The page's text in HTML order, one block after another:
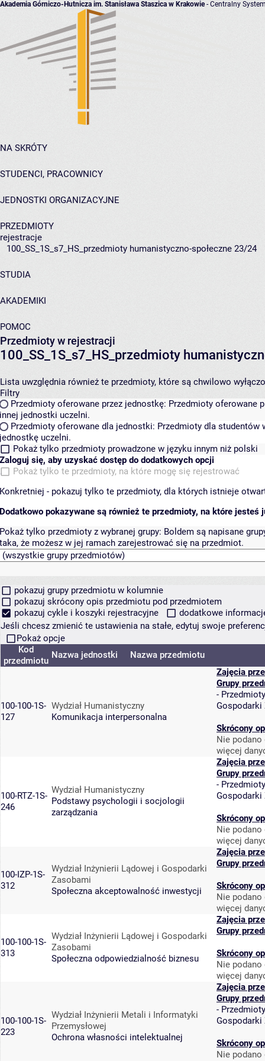
Akademia Górniczo-Hutnicza im. Stanisława Staszica w Krakowie- Centralny
NA SKRÓTY
STUDENCI, PRACOWNICY
JEDNOSTKI ORGANIZACYJNE
PRZEDMIOTY
rejestracje
100_SS_1S_s7_HS_przedmioty humanistyczno-społeczne 23/24
STUDIA
AKADEMIKI
POMOC
Przedmioty w rejestracji
100_SS_1S_s7_HS_przedmioty
Lista uwzględnia również te przedmioty, które są chwilowo
Filtry
Przedmioty oferowane przez jednostkę: Przedmioty oferowane
innej jednostki uczelni.
Przedmioty oferowane dla jednostki: Przedmioty dla studentów
jednostkę uczelni.
Pokaż tylko przedmioty prowadzone w języku innym niż polski
Zaloguj się, aby uzyskać dostęp do dodatkowych opcji
Pokaż tylko te przedmioty, na które mogę się rejestrować
Konkretniej - pokazuj tylko te przedmioty, dla których istnieje
Dodatkowo pokazywane są również te przedmioty, na które jesteś
Pokaż tylko przedmioty z wybranej grupy: Boldem są napisane
taka, że możesz w jej ramach zarejestrować się na przedmiot.
pokazuj grupy przedmiotu w kolumnie
pokazuj skrócony opis przedmiotu pod przedmiotem
pokazuj cykle i koszyki rejestracyjne
dodatkowe
Jeśli chcesz zmienić te ustawienia na stałe, edytuj swoje
Pokaż opcje
Kod
przedmiotu
Nazwa jednostki Nazwa przedmiotu
100-100-1S-
127
Wydział Humanistyczny
Komunikacja interpersonalna
Zajęcia
Grupy
-
Gospodarki
Skrócony
Nie
więcej
100-RTZ-1S-
246
Wydział Humanistyczny
Podstawy psychologii i socjologii
zarządzania
Zajęcia
Grupy
-
Gospodarki
Skrócony
Nie
więcej
100-IZP-1S-
312
Wydział Inżynierii Lądowej i Gospodarki
Zasobami
Społeczna akceptowalność inwestycji
Zajęcia
Grupy
Skrócony
Nie
więcej
100-100-1S-
313
Wydział Inżynierii Lądowej i Gospodarki
Zasobami
Społeczna odpowiedzialność biznesu
Zajęcia
Grupy
Skrócony
Nie
więcej
100-100-1S-
223
Wydział Inżynierii Metali i Informatyki
Przemysłowej
Ochrona własności intelektualnej
Zajęcia
Grupy
-
Gospodarki
Skrócony
Nie